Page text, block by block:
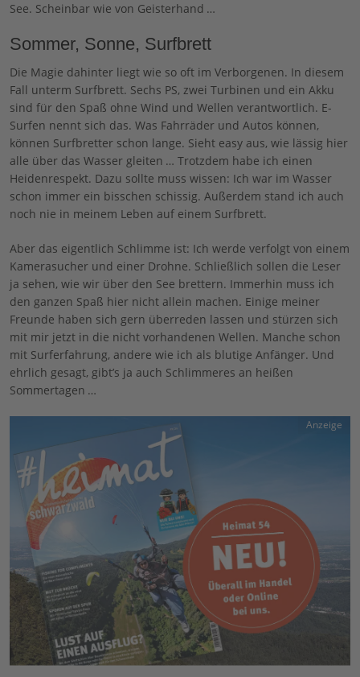
See. Scheinbar wie von Geisterhand …
Sommer, Sonne, Surfbrett
Die Magie dahinter liegt wie so oft im Verborgenen. In diesem
Fall unterm Surfbrett. Sechs PS, zwei Turbinen und ein Akku
sind für den Spaß ohne Wind und Wellen verantwortlich. E-
Surfen nennt sich das. Was Fahrräder und Autos können,
können Surfbretter schon lange. Sieht easy aus, wie lässig hier
alle über das Wasser gleiten … Trotzdem habe ich einen
Heidenrespekt. Dazu sollte muss wissen: Ich war im Wasser
schon immer ein bisschen schissig. Außerdem stand ich auch
noch nie in meinem Leben auf einem Surfbrett.
Aber das eigentlich Schlimme ist: Ich werde verfolgt von einem
Kamerasucher und einer Drohne. Schließlich sollen die Leser
ja sehen, wie wir über den See brettern. Immerhin muss ich
den ganzen Spaß hier nicht allein machen. Einige meiner
Freunde haben sich gern überreden lassen und stürzen sich
mit mir jetzt in die nicht vorhandenen Wellen. Manche schon
mit Surferfahrung, andere wie ich als blutige Anfänger. Und
ehrlich gesagt, gibt’s ja auch Schlimmeres an heißen
Sommertagen …
Anzeige